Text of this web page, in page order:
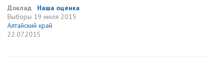
Доклад
Наша оценка
Выборы 19 июля 2015
Алтайский край
22.07.2015